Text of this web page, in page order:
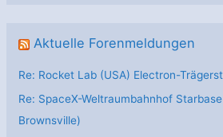
Aktuelle Forenmeldungen
Re: Rocket Lab (USA) Electron-
Re: SpaceX-Weltraumbahnhof
Brownsville)